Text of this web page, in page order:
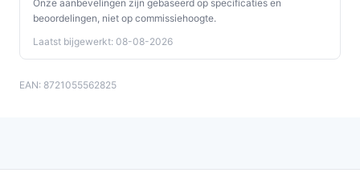
Onze aanbevelingen zijn gebaseerd op specificaties en
beoordelingen, niet op commissiehoogte.
Laatst bijgewerkt: 08-08-2026
EAN: 8721055562825